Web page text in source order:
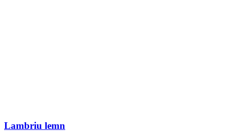
Lambriu lemn